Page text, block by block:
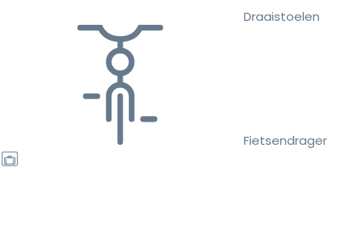
Draaistoelen
Fietsendrager